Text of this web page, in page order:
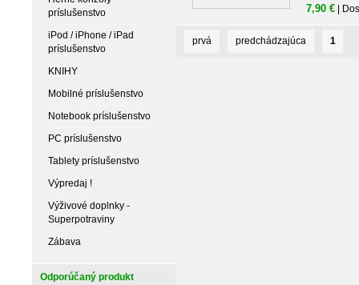
príslušenstvo
iPod / iPhone / iPad
príslušenstvo
KNIHY
Mobilné príslušenstvo
Notebook príslušenstvo
PC príslušenstvo
Tablety príslušenstvo
Výpredaj !
Výživové doplnky -
Superpotraviny
Zábava
Odporúčaný produkt
7,90 € |
prvá predchádzajúca 1